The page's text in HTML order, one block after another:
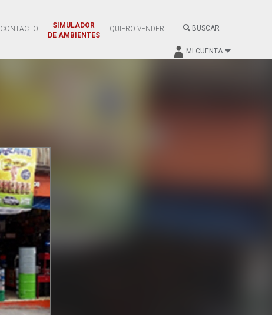
CONTACTO
SIMULADOR
DE AMBIENTES
QUIERO VENDER BUSCAR
MI CUENTA